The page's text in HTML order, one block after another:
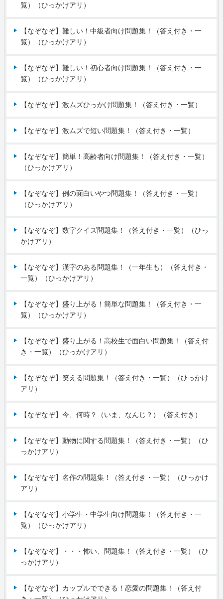
覧）（ひっかけアリ）
【なぞなぞ】難しい！中級者向け問題集！（答え付き・一
覧）（ひっかけアリ）
【なぞなぞ】難しい！初心者向け問題集！（答え付き・一
覧）（ひっかけアリ）
【なぞなぞ】激ムズひっかけ問題集！（答え付き・一覧）
【なぞなぞ】激ムズで短い問題集！（答え付き・一覧）
【なぞなぞ】簡単！高齢者向け問題集！（答え付き・一覧）
（ひっかけアリ）
【なぞなぞ】例の面白いやつ問題集！（答え付き・一覧）
（ひっかけアリ）
【なぞなぞ】数字クイズ問題集！（答え付き・一覧）（ひっ
かけアリ）
【なぞなぞ】漢字のある問題集！（一年生も）（答え付き・
一覧）（ひっかけアリ）
【なぞなぞ】盛り上がる！簡単な問題集！（答え付き・一
覧）（ひっかけアリ）
【なぞなぞ】盛り上がる！高校生で面白い問題集！（答え付
き・一覧）（ひっかけアリ）
【なぞなぞ】笑える問題集！（答え付き・一覧）（ひっかけ
アリ）
【なぞなぞ】今、何時？（いま、なんじ？）（答え付き）
【なぞなぞ】動物に関する問題集！（答え付き・一覧）（ひ
っかけアリ）
【なぞなぞ】名作の問題集！（答え付き・一覧）（ひっかけ
アリ）
【なぞなぞ】小学生・中学生向け問題集！（答え付き・一
覧）（ひっかけアリ）
【なぞなぞ】・・・怖い、問題集！（答え付き・一覧）（ひ
っかけアリ）
【なぞなぞ】カップルでできる！恋愛の問題集！（答え付